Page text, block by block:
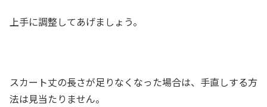
上手に調整してあげましょう。
スカート丈の長さが足りなくなった場合は、手直しする方
法は見当たりません。